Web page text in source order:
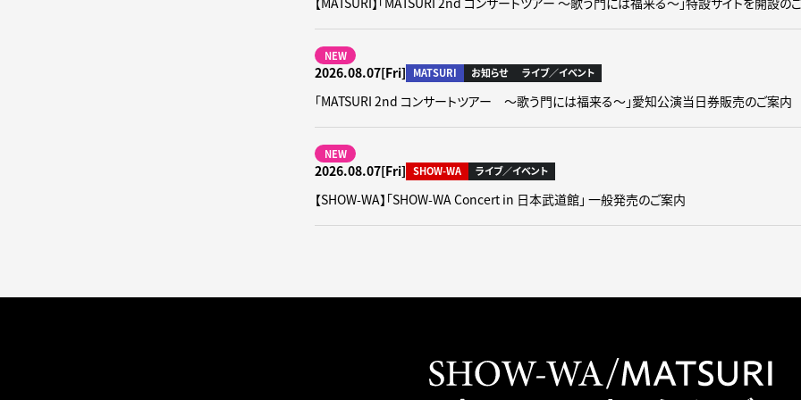
NEW
2026.08.07[Fri] MATSURI お知らせ ライブ／イベント
「MATSURI 2nd コンサートツアー ～歌う門には福来る～」愛知公演当日券販売のご案内
NEW
2026.08.07[Fri] SHOW-WA ライブ／イベント
【SHOW-WA】「SHOW-WA Concert in 日本武道館」 一般発売のご案内